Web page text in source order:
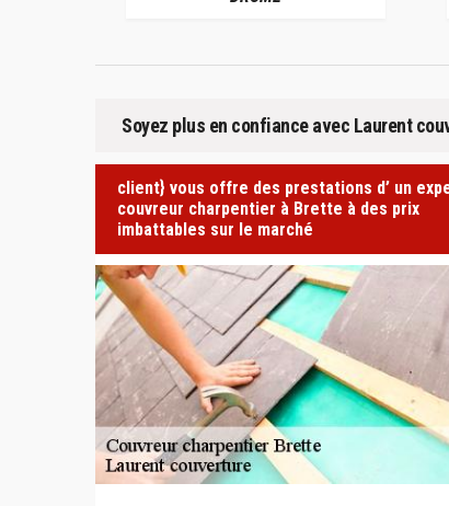
Soyez plus en confiance avec Laurent
client} vous offre des prestations d’ un
couvreur charpentier à Brette à des prix
imbattables sur le marché